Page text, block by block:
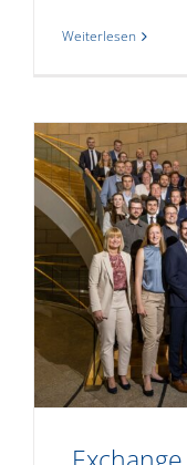
Weiterlesen